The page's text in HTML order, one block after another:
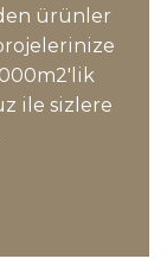
ürünler
ile sizlere